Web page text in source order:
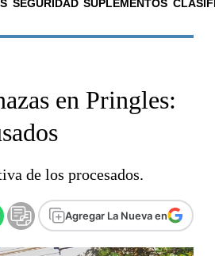
SEGURIDAD SUPLEMENTOS
en Pringles:
de los procesados.
Agregar La Nueva en